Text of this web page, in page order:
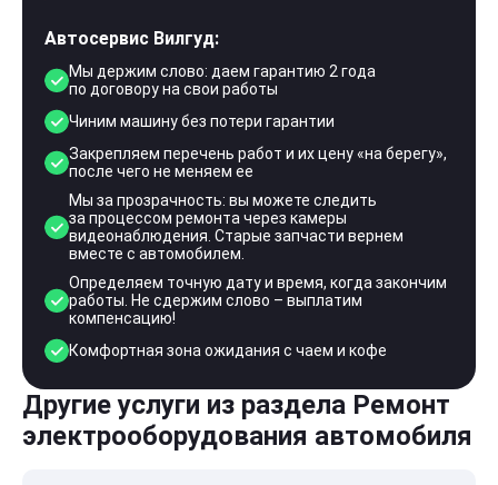
Автосервис Вилгуд:
Мы держим слово: даем гарантию 2 года
по договору на свои работы
Чиним машину без потери гарантии
Закрепляем перечень работ и их цену «на берегу»,
после чего не меняем ее
Мы за прозрачность: вы можете следить
за процессом ремонта через камеры
видеонаблюдения. Старые запчасти вернем
вместе с автомобилем.
Определяем точную дату и время, когда закончим
работы. Не сдержим слово – выплатим
компенсацию!
Комфортная зона ожидания с чаем и кофе
Другие услуги из раздела Ремонт
электрооборудования автомобиля